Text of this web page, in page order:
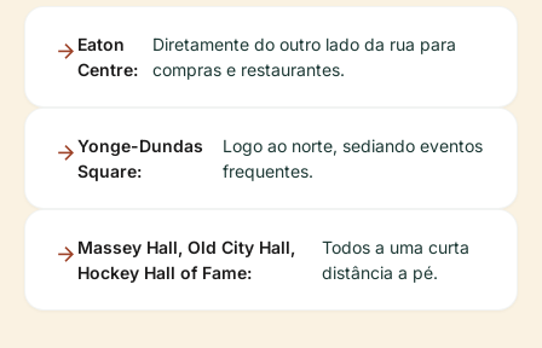
Eaton
Centre:
Diretamente do outro lado da rua para
compras e restaurantes.
Yonge-Dundas
Square:
Logo ao norte, sediando eventos
frequentes.
Massey Hall, Old City Hall,
Hockey Hall of Fame:
Todos a uma curta
distância a pé.